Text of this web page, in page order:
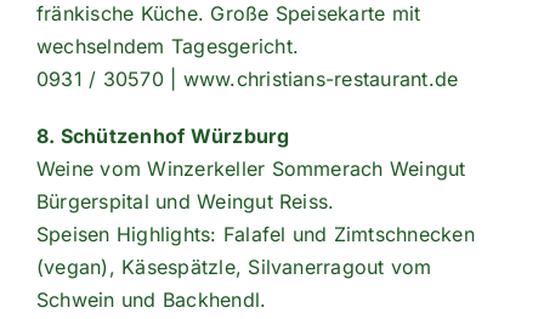
fränkische Küche. Große Speisekarte mit
wechselndem Tagesgericht.
0931 / 30570 | www.christians-restaurant.de
8. Schützenhof Würzburg
Weine vom Winzerkeller Sommerach Weingut
Bürgerspital und Weingut Reiss.
Speisen Highlights: Falafel und Zimtschnecken
(vegan), Käsespätzle, Silvanerragout vom
Schwein und Backhendl.